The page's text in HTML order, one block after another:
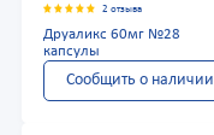
2 отзыва
Друаликс 60мг №28
капсулы
Сообщить о наличии